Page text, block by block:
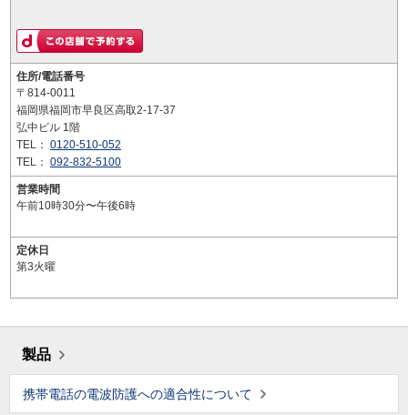
住所/電話番号
〒814-0011
福岡県福岡市早良区高取2-17-37
弘中ビル 1階
TEL： 0120-510-052
TEL： 092-832-5100
営業時間
午前10時30分〜午後6時
定休日
第3火曜
製品
携帯電話の電波防護への適合性について